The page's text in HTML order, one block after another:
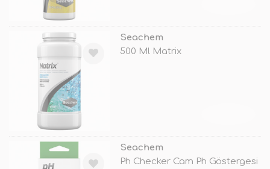
Seachem
500 Ml Matrix
Seachem
Ph Checker Cam Ph Göstergesi